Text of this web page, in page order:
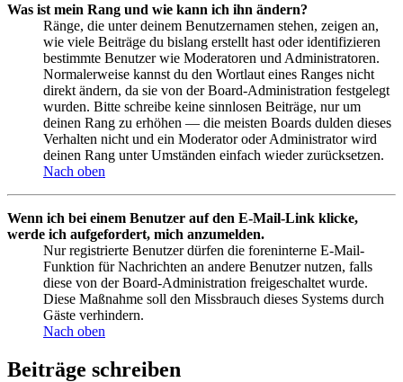
Was ist mein Rang und wie kann ich ihn ändern?
Ränge, die unter deinem Benutzernamen stehen, zeigen an,
wie viele Beiträge du bislang erstellt hast oder identifizieren
bestimmte Benutzer wie Moderatoren und Administratoren.
Normalerweise kannst du den Wortlaut eines Ranges nicht
direkt ändern, da sie von der Board-Administration festgelegt
wurden. Bitte schreibe keine sinnlosen Beiträge, nur um
deinen Rang zu erhöhen — die meisten Boards dulden dieses
Verhalten nicht und ein Moderator oder Administrator wird
deinen Rang unter Umständen einfach wieder zurücksetzen.
Nach oben
Wenn ich bei einem Benutzer auf den E-Mail-Link klicke,
werde ich aufgefordert, mich anzumelden.
Nur registrierte Benutzer dürfen die foreninterne E-Mail-
Funktion für Nachrichten an andere Benutzer nutzen, falls
diese von der Board-Administration freigeschaltet wurde.
Diese Maßnahme soll den Missbrauch dieses Systems durch
Gäste verhindern.
Nach oben
Beiträge schreiben